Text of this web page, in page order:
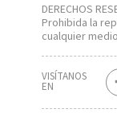
DERECHOS
Prohibida la
cualquier
VISÍTANOS
EN